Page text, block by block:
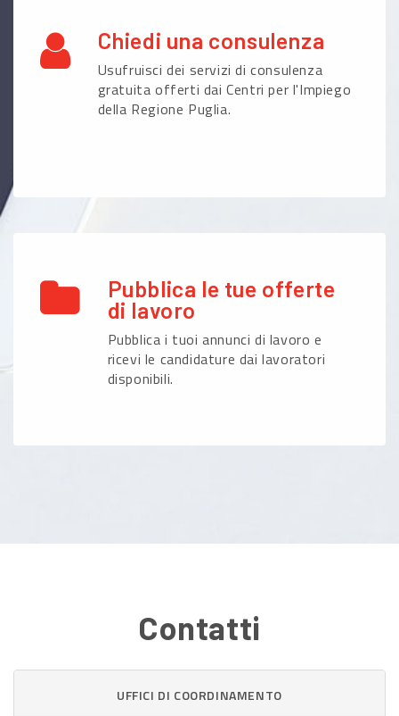
Chiedi una consulenza
Usufruisci dei servizi di consulenza
gratuita offerti dai Centri per l'Impiego
della Regione Puglia.
Pubblica le tue offerte
di lavoro
Pubblica i tuoi annunci di lavoro e
ricevi le candidature dai lavoratori
disponibili.
Contatti
UFFICI DI COORDINAMENTO